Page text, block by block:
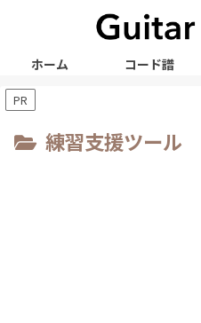
ホーム コード譜
PR
練習支援ツール